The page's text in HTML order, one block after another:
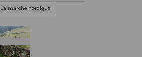
La marche nordique